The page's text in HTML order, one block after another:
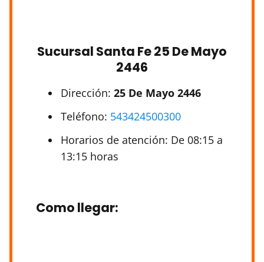
Sucursal Santa Fe 25 De Mayo
2446
Dirección: 25 De Mayo 2446
Teléfono: 543424500300
Horarios de atención: De 08:15 a
13:15 horas
Como llegar: